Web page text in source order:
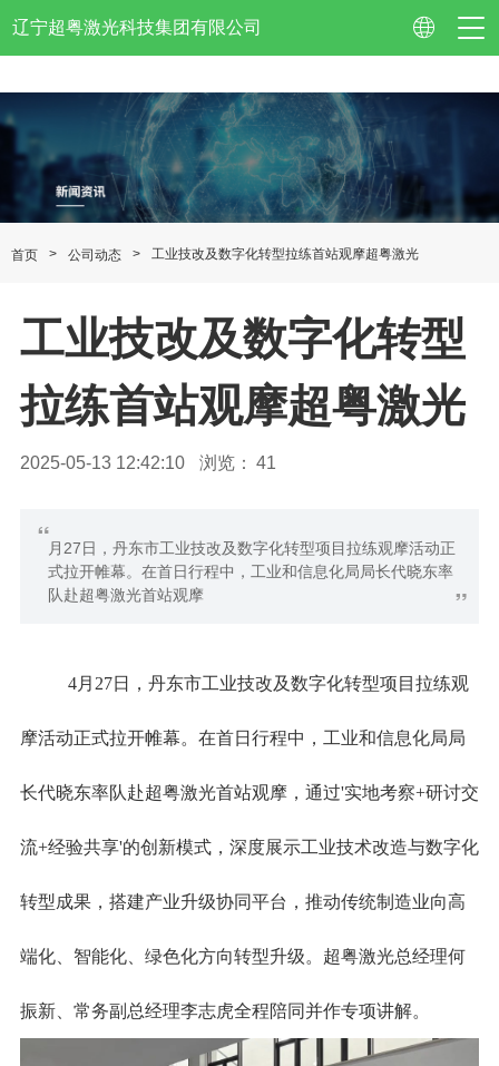
辽宁超粤激光科技集团有限公司
公司简介
企业视频
企业荣誉
专利技术
校企合作
首页 > 公司动态 > 工业技改及数字化转型拉练首站观摩超粤激光
工业技改及数字化转型
拉练首站观摩超粤激光
2025-05-13 12:42:10 浏览： 41
“月27日，丹东市工业技改及数字化转型项目拉练观摩活动正
式拉开帷幕。在首日行程中，工业和信息化局局长代晓东率
队赴超粤激光首站观摩
”
4月27日，丹东市工业技改及数字化转型项目拉练观
摩活动正式拉开帷幕。在首日行程中，工业和信息化局局
长代晓东率队赴超粤激光首站观摩，通过'实地考察+研讨交
流+经验共享'的创新模式，深度展示工业技术改造与数字化
转型成果，搭建产业升级协同平台，推动传统制造业向高
端化、智能化、绿色化方向转型升级。超粤激光总经理何
振新、常务副总经理李志虎全程陪同并作专项讲解。